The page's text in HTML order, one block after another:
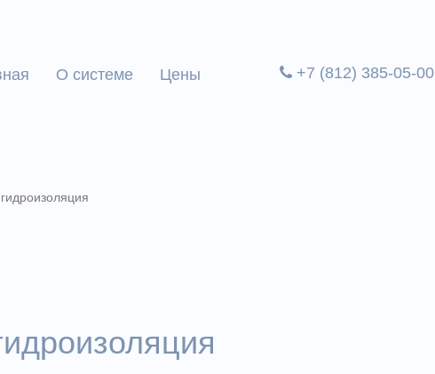
О системе Цены +7 (812) 385-05-00